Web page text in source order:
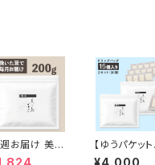
お届け 美の
レンド200g
【ゆうパケッ
応】博多 美の
¥4,000